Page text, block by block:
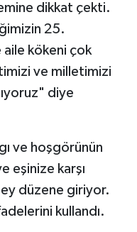
dikkat çekti.
25.
aile kökeni çok
ve milletimizi
diye
ve hoşgörünün
eşinize karşı
düzene giriyor.
kullandı.